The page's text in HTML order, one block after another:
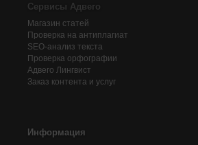
Сервисы Адвего
Магазин статей
Проверка на антиплагиат
SEO-анализ текста
Проверка орфографии
Адвего Лингвист
Заказ контента и услуг
Информация